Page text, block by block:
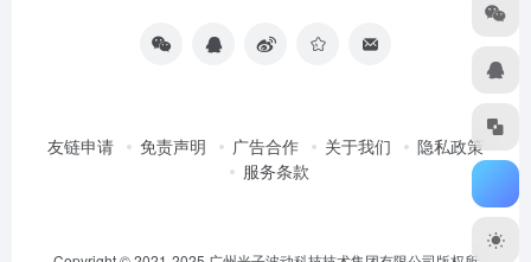
友链申请 免责声明 广告合作 关于我们
隐私政策
服务条款